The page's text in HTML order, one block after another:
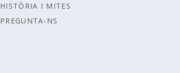
HISTÒRIA I MITES
PREGUNTA-NS